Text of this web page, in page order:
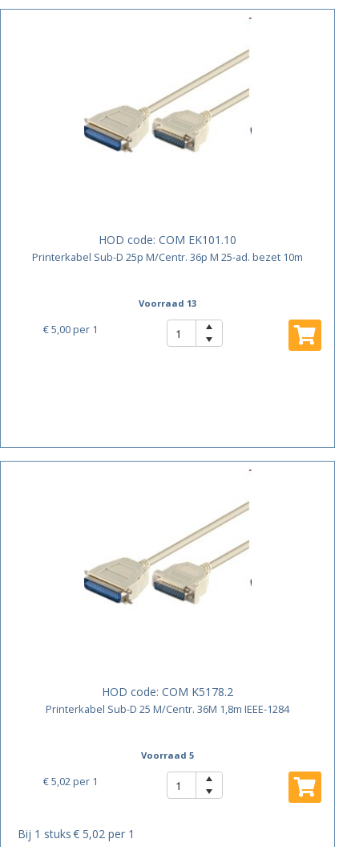
HOD code: COM EK101.10
Printerkabel Sub-D 25p M/Centr. 36p M 25-ad. bezet 10m
Voorraad 13
€ 5,00per 1
HOD code: COM K5178.2
Printerkabel Sub-D 25 M/Centr. 36M 1,8m IEEE-1284
Voorraad 5
€ 5,02per 1
Bij 1 stuks€ 5,02 per 1